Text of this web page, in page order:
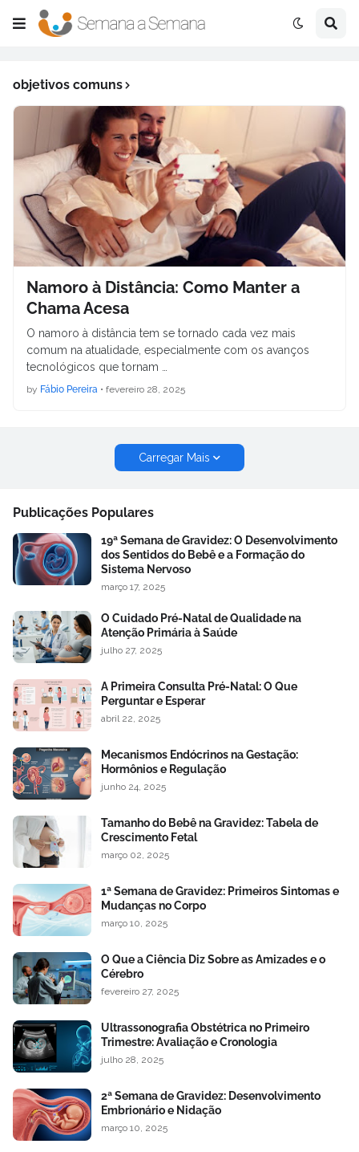
objetivos comuns
Namoro à Distância: Como Manter a
Chama Acesa
O namoro à distância tem se tornado cada vez mais
comum na atualidade, especialmente com os avanços
tecnológicos que tornam …
by Fábio Pereira • fevereiro 28, 2025
Carregar Mais
Publicações Populares
19ª Semana de Gravidez: O Desenvolvimento
dos Sentidos do Bebê e a Formação do
Sistema Nervoso
março 17, 2025
O Cuidado Pré-Natal de Qualidade na
Atenção Primária à Saúde
julho 27, 2025
A Primeira Consulta Pré-Natal: O Que
Perguntar e Esperar
abril 22, 2025
Mecanismos Endócrinos na Gestação:
Hormônios e Regulação
junho 24, 2025
Tamanho do Bebê na Gravidez: Tabela de
Crescimento Fetal
março 02, 2025
1ª Semana de Gravidez: Primeiros Sintomas e
Mudanças no Corpo
março 10, 2025
O Que a Ciência Diz Sobre as Amizades e o
Cérebro
fevereiro 27, 2025
Ultrassonografia Obstétrica no Primeiro
Trimestre: Avaliação e Cronologia
julho 28, 2025
2ª Semana de Gravidez: Desenvolvimento
Embrionário e Nidação
março 10, 2025